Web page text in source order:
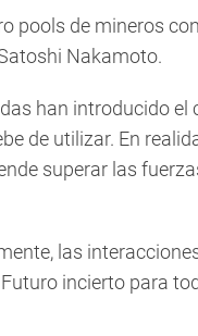
pools de mineros
Nakamoto.
han introducido el
de utilizar. En
superar las
las
incierto para